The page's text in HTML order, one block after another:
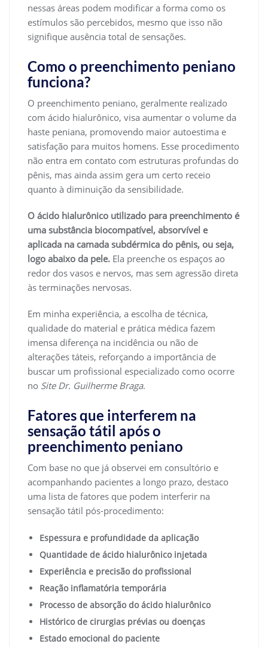
nessas áreas podem modificar a forma como os
estímulos são percebidos, mesmo que isso não
signifique ausência total de sensações.
Como o preenchimento peniano
funciona?
O preenchimento peniano, geralmente realizado
com ácido hialurônico, visa aumentar o volume da
haste peniana, promovendo maior autoestima e
satisfação para muitos homens. Esse procedimento
não entra em contato com estruturas profundas do
pênis, mas ainda assim gera um certo receio
quanto à diminuição da sensibilidade.
O ácido hialurônico utilizado para preenchimento é
uma substância biocompatível, absorvível e
aplicada na camada subdérmica do pênis, ou seja,
logo abaixo da pele. Ela preenche os espaços ao
redor dos vasos e nervos, mas sem agressão direta
às terminações nervosas.
Em minha experiência, a escolha de técnica,
qualidade do material e prática médica fazem
imensa diferença na incidência ou não de
alterações táteis, reforçando a importância de
buscar um profissional especializado como ocorre
no Site Dr. Guilherme Braga.
Fatores que interferem na
sensação tátil após o
preenchimento peniano
Com base no que já observei em consultório e
acompanhando pacientes a longo prazo, destaco
uma lista de fatores que podem interferir na
sensação tátil pós-procedimento:
Espessura e profundidade da aplicação
Quantidade de ácido hialurônico injetada
Experiência e precisão do profissional
Reação inflamatória temporária
Processo de absorção do ácido hialurônico
Histórico de cirurgias prévias ou doenças
Estado emocional do paciente